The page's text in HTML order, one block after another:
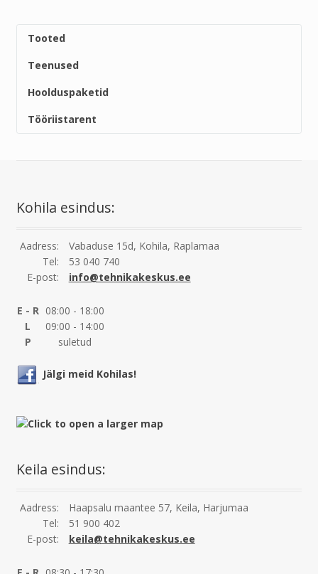
Tooted
Teenused
Hoolduspaketid
Tööriistarent
Kohila esindus:
Aadress:
Vabaduse 15d, Kohila, Raplamaa
Tel:
53 040 740
E-post:
info@tehnikakeskus.ee
E - R 08:00 - 18:00
L
09:00 - 14:00
P
suletud
Jälgi meid Kohilas!
Keila esindus:
Aadress:
Haapsalu maantee 57, Keila, Harjumaa
Tel:
51 900 402
E-post:
keila@tehnikakeskus.ee